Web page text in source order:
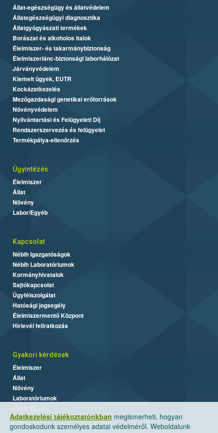
Adatkezelési tájékoztatónkban megismerheti, hogyan
gondoskodunk személyes adatai védelméről. Weboldalunk
Állat-egészségügy és állatvédelem
Állategészségügyi diagnosztika
Állatgyógyászati termékek
Borászat és alkoholos italok
Élelmiszer- és takarmánybiztonság
Élelmiszerlánc-biztonsági laborhálózat
Járványvédelem
Kiemelt ügyek, EUTR
Kockázatkezelés
Mezőgazdasági genetikai erőforrások
Növényvédelem
Nyilvántartási és Felügyeleti Díj
Rendszerszervezés és felügyelet
Termékpálya-ellenőrzés
Ügyintézés
Élelmiszer
Állat
Növény
Labor/Egyéb
Kapcsolat
Nébih Igazgatóságok
Nébih Laboratóriumok
Kormányhivatalok
Sajtókapcsolat
Ügyfélszolgálat
Hatósági jogsegély
Élelmiszermentő Központ
Hírlevél feliratkozás
Gyakori kérdések
Élelmiszer
Állat
Növény
Laboratóriumok